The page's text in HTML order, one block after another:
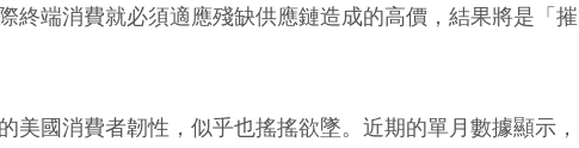
終端消費就必須適應殘缺供應鏈造成的高價，結果將是「摧
美國消費者韌性，似乎也搖搖欲墜。近期的單月數據顯示，